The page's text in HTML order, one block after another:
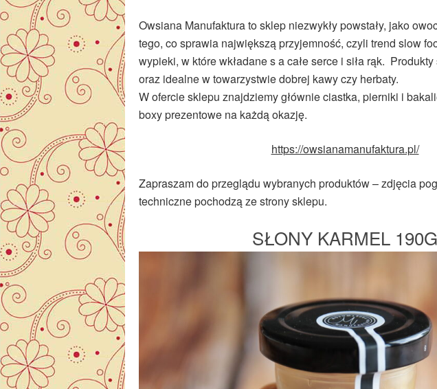
Owsiana Manufaktura to sklep niezwykły powstały, jako
tego, co sprawia największą przyjemność, czyli trend slow
wypieki, w które wkładane s a całe serce i siła rąk.
oraz idealne w towarzystwie dobrej kawy czy herbaty.
W ofercie sklepu znajdziemy głównie ciastka, pierniki i
boxy prezentowe na każdą okazję.
https://owsianamanufaktura.pl/
Zapraszam do przeglądu wybranych produktów – zdjęcia
techniczne pochodzą ze strony sklepu.
SŁONY KARMEL 190G